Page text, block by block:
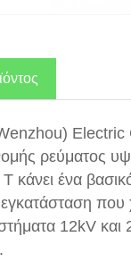
Electric
ρεύματος
κάνει ένα
εγκατάσταση που
12kV και